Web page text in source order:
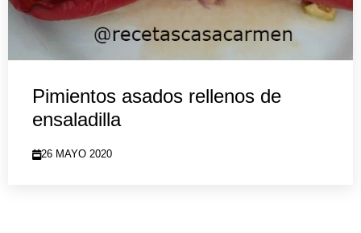
Pimientos asados rellenos de
ensaladilla
26 MAYO 2020